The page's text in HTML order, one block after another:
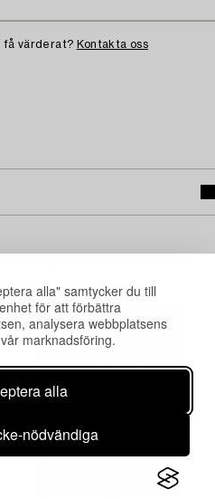
alla" samtycker du till
för att förbättra
analysera webbplatsens
marknadsföring.
alla
nödvändiga
få värderat? Kontakta oss